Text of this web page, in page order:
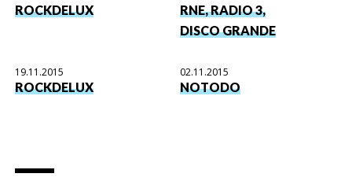
ROCKDELUX
RNE, RADIO 3,
DISCO GRANDE
19.11.2015
ROCKDELUX
02.11.2015
NOTODO